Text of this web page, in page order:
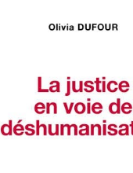
Trois procès